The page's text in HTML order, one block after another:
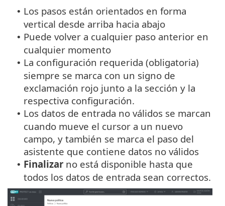
• Los pasos están orientados en forma
vertical desde arriba hacia abajo
• Puede volver a cualquier paso anterior en
cualquier momento
• La configuración requerida (obligatoria)
siempre se marca con un signo de
exclamación rojo junto a la sección y la
respectiva configuración.
• Los datos de entrada no válidos se marcan
cuando mueve el cursor a un nuevo
campo, y también se marca el paso del
asistente que contiene datos no válidos
• Finalizar no está disponible hasta que
todos los datos de entrada sean correctos.